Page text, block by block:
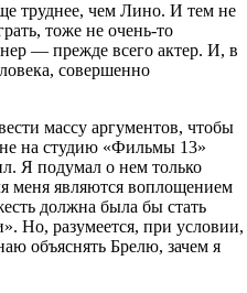
труднее, чем Лино. И тем не
тоже не очень-то
— прежде всего актер. И, в
совершенно
массу аргументов, чтобы
на студию «Фильмы 13»
Я подумал о нем только
меня являются воплощением
должна была бы стать
Но, разумеется, при условии,
объяснять Брелю, зачем я